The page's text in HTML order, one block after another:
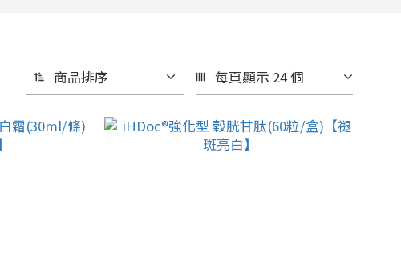
商品排序 每頁顯示 24 個